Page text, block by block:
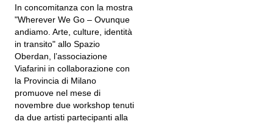
In concomitanza con la mostra
"Wherever We Go – Ovunque
andiamo. Arte, culture, identità
in transito" allo Spazio
Oberdan, l’associazione
Viafarini in collaborazione con
la Provincia di Milano
promuove nel mese di
novembre due workshop tenuti
da due artisti partecipanti alla